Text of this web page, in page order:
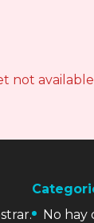
not
No hay